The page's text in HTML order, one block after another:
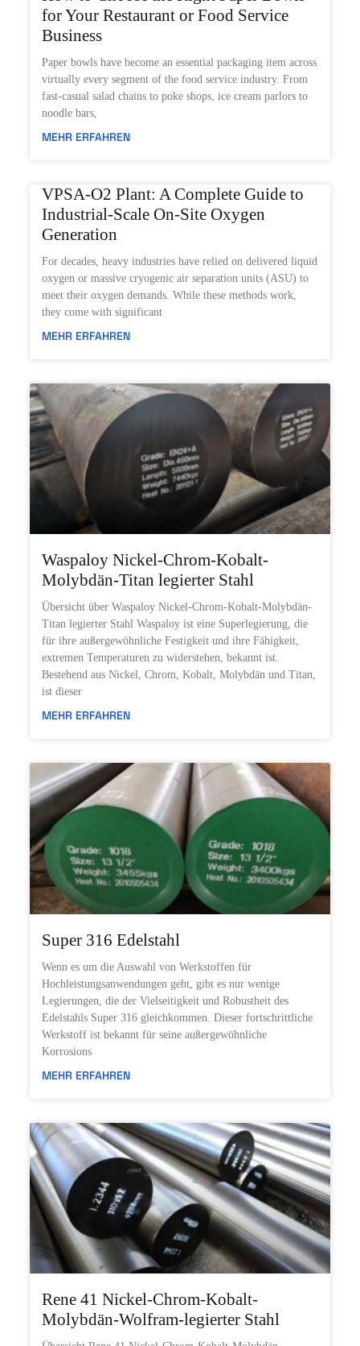
for Your Restaurant or Food Service
Business
Paper bowls have become an essential packaging item across
virtually every segment of the food service industry. From
fast-casual salad chains to poke shops, ice cream parlors to
noodle bars,
MEHR ERFAHREN
VPSA-O2 Plant: A Complete Guide to
Industrial-Scale On-Site Oxygen
Generation
For decades, heavy industries have relied on delivered liquid
oxygen or massive cryogenic air separation units (ASU) to
meet their oxygen demands. While these methods work,
they come with significant
MEHR ERFAHREN
Waspaloy Nickel-Chrom-Kobalt-
Molybdän-Titan legierter Stahl
Übersicht über Waspaloy Nickel-Chrom-Kobalt-Molybdän-
Titan legierter Stahl Waspaloy ist eine Superlegierung, die
für ihre außergewöhnliche Festigkeit und ihre Fähigkeit,
extremen Temperaturen zu widerstehen, bekannt ist.
Bestehend aus Nickel, Chrom, Kobalt, Molybdän und Titan,
ist dieser
MEHR ERFAHREN
Super 316 Edelstahl
Wenn es um die Auswahl von Werkstoffen für
Hochleistungsanwendungen geht, gibt es nur wenige
Legierungen, die der Vielseitigkeit und Robustheit des
Edelstahls Super 316 gleichkommen. Dieser fortschrittliche
Werkstoff ist bekannt für seine außergewöhnliche
Korrosions
MEHR ERFAHREN
Rene 41 Nickel-Chrom-Kobalt-
Molybdän-Wolfram-legierter Stahl